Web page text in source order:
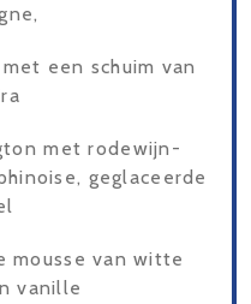
een schuim van
met rodewijn-
geglaceerde
mousse van witte
vanille